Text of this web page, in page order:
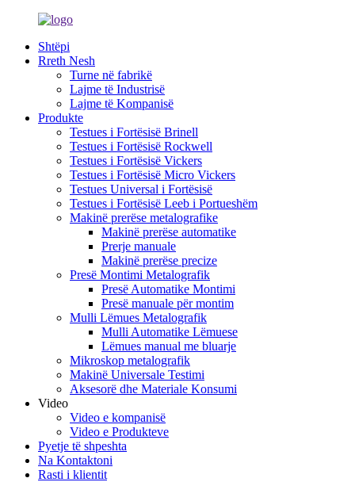
Shtëpi
Rreth Nesh
Turne në fabrikë
Lajme të Industrisë
Lajme të Kompanisë
Produkte
Testues i Fortësisë Brinell
Testues i Fortësisë Rockwell
Testues i Fortësisë Vickers
Testues i Fortësisë Micro Vickers
Testues Universal i Fortësisë
Testues i Fortësisë Leeb i Portueshëm
Makinë prerëse metalografike
Makinë prerëse automatike
Prerje manuale
Makinë prerëse precize
Presë Montimi Metalografik
Presë Automatike Montimi
Presë manuale për montim
Mulli Lëmues Metalografik
Mulli Automatike Lëmuese
Lëmues manual me bluarje
Mikroskop metalografik
Makinë Universale Testimi
Aksesorë dhe Materiale Konsumi
Video
Video e kompanisë
Video e Produkteve
Pyetje të shpeshta
Na Kontaktoni
Rasti i klientit